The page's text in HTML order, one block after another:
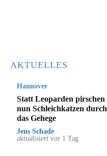
AKTUELLES
Hannover
Statt Leoparden pirschen
nun Schleichkatzen durch
das Gehege
Jens Schade -
aktualisiert vor 1 Tag